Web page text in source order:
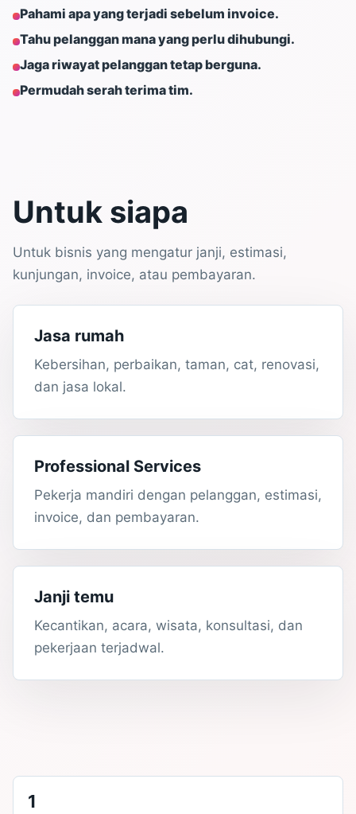
Pahami apa yang terjadi sebelum invoice.
Tahu pelanggan mana yang perlu dihubungi.
Jaga riwayat pelanggan tetap berguna.
Permudah serah terima tim.
Untuk siapa
Untuk bisnis yang mengatur janji, estimasi,
kunjungan, invoice, atau pembayaran.
Jasa rumah
Kebersihan, perbaikan, taman, cat, renovasi,
dan jasa lokal.
Professional Services
Pekerja mandiri dengan pelanggan, estimasi,
invoice, dan pembayaran.
Janji temu
Kecantikan, acara, wisata, konsultasi, dan
pekerjaan terjadwal.
1